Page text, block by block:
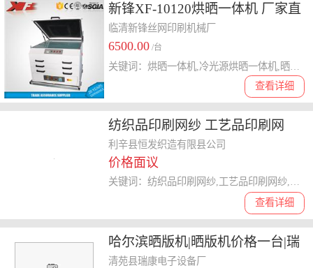
新锋XF-10120烘晒一体机 厂家直
销晒烘一体机 多功能一体机 晒版
烘干合二为一机
临清新锋丝网印刷机械厂
6500.00 /台
查看详细
纺织品印刷网纱 工艺品印刷网
纱、鞋帽印刷网纱
利辛县恒发织造有限县公司
价格面议
查看详细
哈尔滨晒版机|晒版机价格一台|瑞
康电子 优质商家
清苑县瑞康电子设备厂